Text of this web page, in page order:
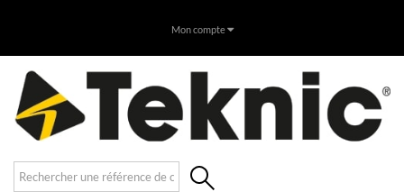
Mon compte